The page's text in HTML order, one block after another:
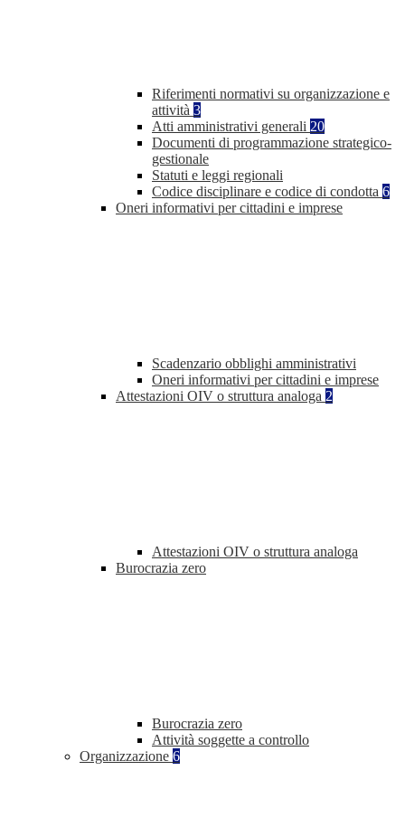
Riferimenti normativi su organizzazione e
attività 3
Atti amministrativi generali 20
Documenti di programmazione strategico-
gestionale
Statuti e leggi regionali
Codice disciplinare e codice di condotta 6
Oneri informativi per cittadini e imprese
Scadenzario obblighi amministrativi
Oneri informativi per cittadini e imprese
Attestazioni OIV o struttura analoga 2
Attestazioni OIV o struttura analoga
Burocrazia zero
Burocrazia zero
Attività soggette a controllo
Organizzazione 6